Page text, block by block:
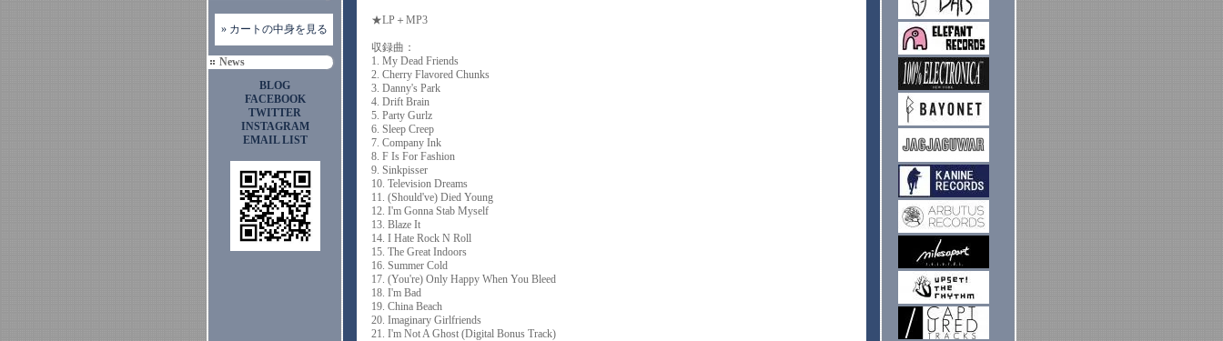
» カートの中身を見る
News
BLOG
FACEBOOK
TWITTER
INSTAGRAM
EMAIL LIST
★LP＋MP3
収録曲：
1. My Dead Friends
2. Cherry Flavored Chunks
3. Danny's Park
4. Drift Brain
5. Party Gurlz
6. Sleep Creep
7. Company Ink
8. F Is For Fashion
9. Sinkpisser
10. Television Dreams
11. (Should've) Died Young
12. I'm Gonna Stab Myself
13. Blaze It
14. I Hate Rock N Roll
15. The Great Indoors
16. Summer Cold
17. (You're) Only Happy When You Bleed
18. I'm Bad
19. China Beach
20. Imaginary Girlfriends
21. I'm Not A Ghost (Digital Bonus Track)